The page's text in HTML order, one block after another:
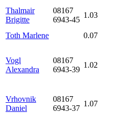
Thalmair
Brigitte
08167
6943-45
1.03
Toth Marlene
0.07
Vogl
Alexandra
08167
6943-39
1.02
Vrhovnik
Daniel
08167
6943-37
1.07